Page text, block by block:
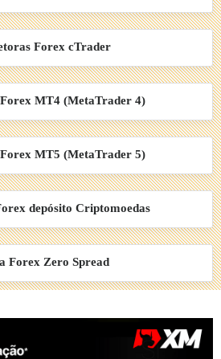
Forex cTrader
MT4 (MetaTrader 4)
MT5 (MetaTrader 5)
depósito Criptomoedas
Forex Zero Spread